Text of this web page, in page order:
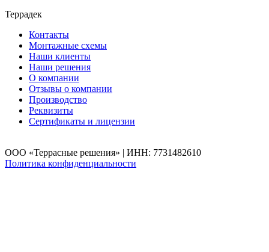
Террадек
Контакты
Монтажные схемы
Наши клиенты
Наши решения
О компании
Отзывы о компании
Производство
Реквизиты
Сертификаты и лицензии
ООО «Террасные решения» | ИНН: 7731482610
Политика конфиденциальности